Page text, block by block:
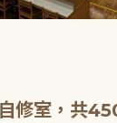
修室，共